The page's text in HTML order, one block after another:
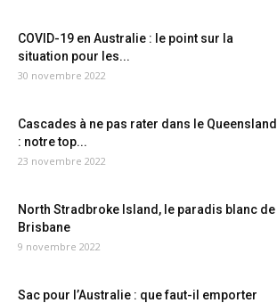
COVID-19 en Australie : le point sur la
situation pour les...
30 novembre 2022
Cascades à ne pas rater dans le Queensland
: notre top...
23 novembre 2022
North Stradbroke Island, le paradis blanc de
Brisbane
9 novembre 2022
Sac pour l’Australie : que faut-il emporter